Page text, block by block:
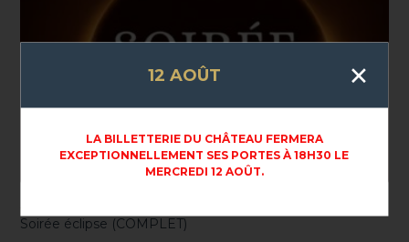
Soirée éclipse (COMPLET)
12 AOÛT
LA BILLETTERIE DU CHÂTEAU FERMERA
EXCEPTIONNELLEMENT SES PORTES À 18H30 LE
MERCREDI 12 AOÛT.
×